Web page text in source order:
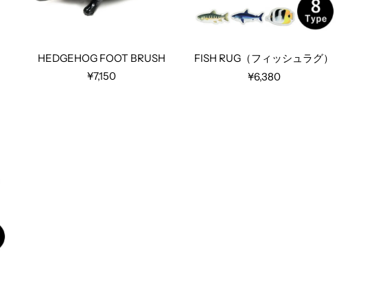
HEDGEHOG FOOT BRUSH
¥7,150
FISH RUG（フィッシュラグ）
¥6,380